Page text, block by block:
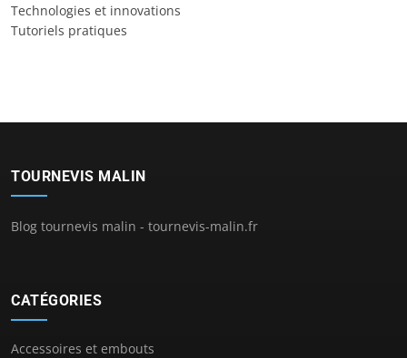
Technologies et innovations
Tutoriels pratiques
TOURNEVIS MALIN
Blog tournevis malin - tournevis-malin.fr
CATÉGORIES
Accessoires et embouts